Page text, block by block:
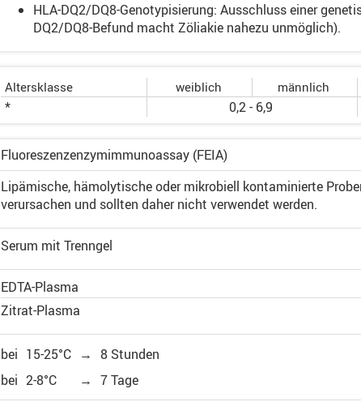
HLA-DQ2/DQ8-Genotypisierung: Ausschluss einer
DQ2/DQ8-Befund macht Zöliakie nahezu unmöglich).
Altersklasse weiblich männlich
* 0,2 - 6,9
Fluoreszenzenzymimmunoassay (FEIA)
Lipämische, hämolytische oder mikrobiell kontaminierte
verursachen und sollten daher nicht verwendet werden.
Serum mit Trenngel
EDTA-Plasma
Zitrat-Plasma
bei 15-25°C → 8 Stunden
bei 2-8°C → 7 Tage